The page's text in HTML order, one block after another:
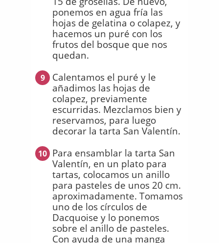
ponemos en agua fría las
hojas de gelatina o colapez, y
hacemos un puré con los
frutos del bosque que nos
quedan.
9
Calentamos el puré y le
añadimos las hojas de
colapez, previamente
escurridas. Mezclamos bien y
reservamos, para luego
decorar la tarta San Valentín.
10 Para ensamblar la tarta San
Valentín, en un plato para
tartas, colocamos un anillo
para pasteles de unos 20 cm.
aproximadamente. Tomamos
uno de los círculos de
Dacquoise y lo ponemos
sobre el anillo de pasteles.
Con ayuda de una manga